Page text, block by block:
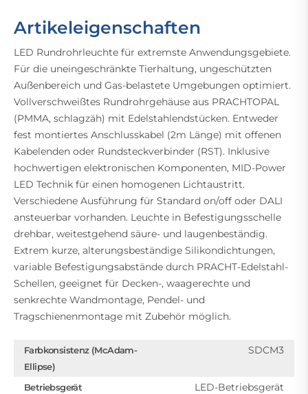
Artikeleigenschaften
LED Rundrohrleuchte für extremste Anwendungsgebiete.
Für die uneingeschränkte Tierhaltung, ungeschützten
Außenbereich und Gas-belastete Umgebungen optimiert.
Vollverschweißtes Rundrohrgehäuse aus PRACHTOPAL
(PMMA, schlagzäh) mit Edelstahlendstücken. Entweder
fest montiertes Anschlusskabel (2m Länge) mit offenen
Kabelenden oder Rundsteckverbinder (RST). Inklusive
hochwertigen elektronischen Komponenten, MID-Power
LED Technik für einen homogenen Lichtaustritt.
Verschiedene Ausführung für Standard on/off oder DALI
ansteuerbar vorhanden. Leuchte in Befestigungsschelle
drehbar, weitestgehend säure- und laugenbeständig.
Extrem kurze, alterungsbeständige Silikondichtungen,
variable Befestigungsabstände durch PRACHT-Edelstahl-
Schellen, geeignet für Decken-, waagerechte und
senkrechte Wandmontage, Pendel- und
Tragschienenmontage mit Zubehör möglich.
Farbkonsistenz (McAdam-
Ellipse)
SDCM3
Betriebsgerät
LED-Betriebsgerät